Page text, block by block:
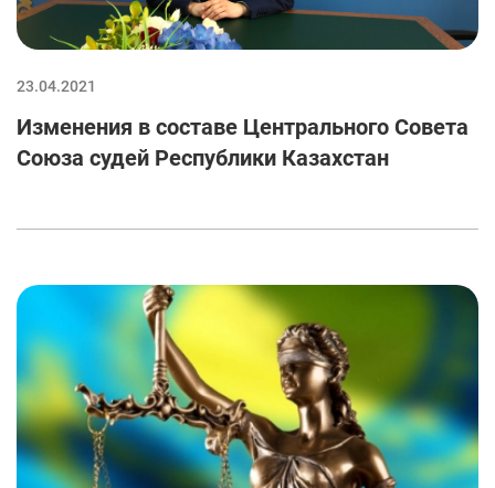
23.04.2021
Изменения в составе Центрального Совета
Союза судей Республики Казахстан